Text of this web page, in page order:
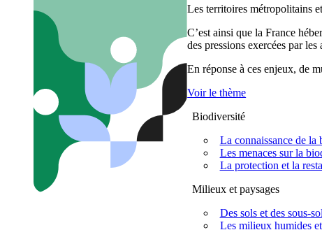
Les territoires métropolitains
C’est ainsi que la France
des pressions exercées par
En réponse à ces enjeux, de
Voir le thème
Biodiversité
La connaissance de la
Les menaces sur la
La protection et la
Milieux et paysages
Des sols et des sous-
Les milieux humides